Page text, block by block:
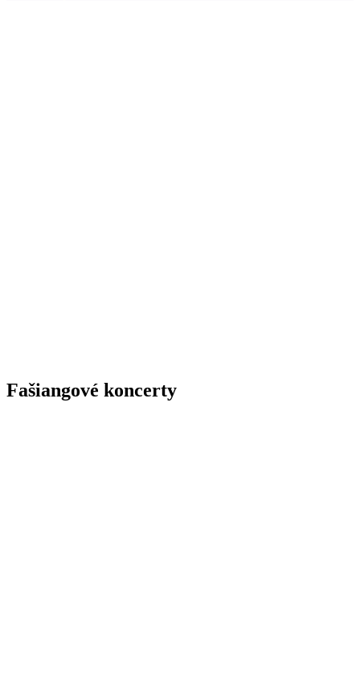
Fašiangové koncerty